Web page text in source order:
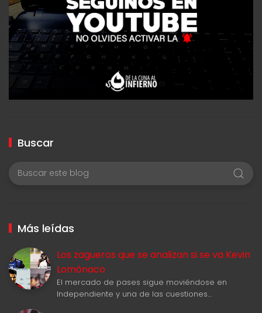
Buscar
Más leídas
Los zagueros que se analizan si se va Kevin
Lomónaco
El mercado de pases sigue moviéndose en
Independiente y una de las cuestiones…